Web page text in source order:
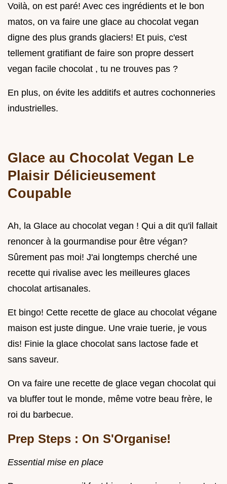
Voilà, on est paré! Avec ces ingrédients et le bon
matos, on va faire une glace au chocolat vegan
digne des plus grands glaciers! Et puis, c'est
tellement gratifiant de faire son propre dessert
vegan facile chocolat , tu ne trouves pas ?
En plus, on évite les additifs et autres cochonneries
industrielles.
Glace au Chocolat Vegan Le
Plaisir Délicieusement
Coupable
Ah, la Glace au chocolat vegan ! Qui a dit qu'il fallait
renoncer à la gourmandise pour être végan?
Sûrement pas moi! J'ai longtemps cherché une
recette qui rivalise avec les meilleures glaces
chocolat artisanales.
Et bingo! Cette recette de glace au chocolat végane
maison est juste dingue. Une vraie tuerie, je vous
dis! Finie la glace chocolat sans lactose fade et
sans saveur.
On va faire une recette de glace vegan chocolat qui
va bluffer tout le monde, même votre beau frère, le
roi du barbecue.
Prep Steps : On S'Organise!
Essential mise en place